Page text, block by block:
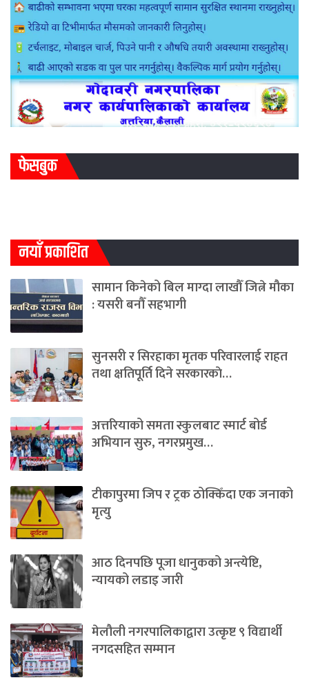
फेसबुक
नयाँ प्रकाशित
सामान किनेको बिल माग्दा लाखौँ जित्ने मौका
: यसरी बनौँ सहभागी
सुनसरी र सिरहाका मृतक परिवारलाई राहत
तथा क्षतिपूर्ति दिने सरकारकाे…
अत्तरियाको समता स्कुलबाट स्मार्ट बोर्ड
अभियान सुरु, नगरप्रमुख…
टीकापुरमा जिप र ट्रक ठोक्किँदा एक जनाको
मृत्यु
आठ दिनपछि पूजा धानुकको अन्त्येष्टि,
न्यायको लडाइ जारी
मेलौली नगरपालिकाद्वारा उत्कृष्ट ९ विद्यार्थी
नगदसहित सम्मान